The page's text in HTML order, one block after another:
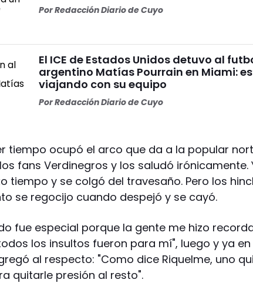
PorRedacción Diario de Cuyo
El ICE de Estados Unidos detuvo al
argentino Matías Pourrain en Miami:
viajando con su equipo
PorRedacción Diario de Cuyo
tiempo ocupó el arco que da a la popular
fans Verdinegros y los saludó irónicamente.
tiempo y se colgó del travesaño. Pero los
se regocijo cuando despejó y se cayó.
fue especial porque la gente me hizo
los insultos fueron para mí", luego y ya
al respecto: "Como dice Riquelme, uno
quitarle presión al resto".